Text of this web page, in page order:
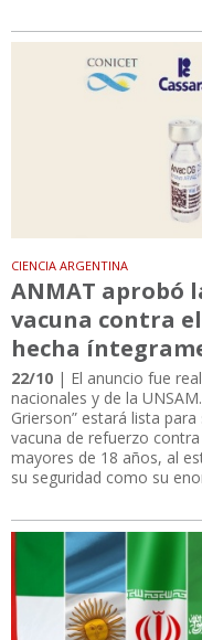
CIENCIA ARGENTINA
ANMAT aprobó
vacuna contra el
hecha
22/10 | El anuncio fue
nacionales y de la
Grierson” estará lista
vacuna de refuerzo contra
mayores de 18 años, al
su seguridad como su